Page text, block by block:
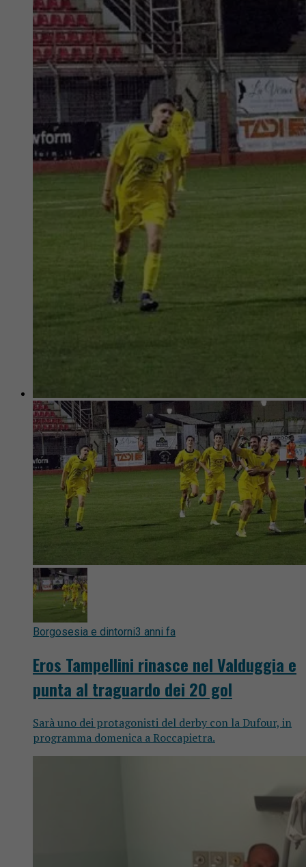
Borgosesia e dintorni3 anni fa
Eros Tampellini rinasce nel Valduggia e
punta al traguardo dei 20 gol
Sarà uno dei protagonisti del derby con la Dufour, in
programma domenica a Roccapietra.